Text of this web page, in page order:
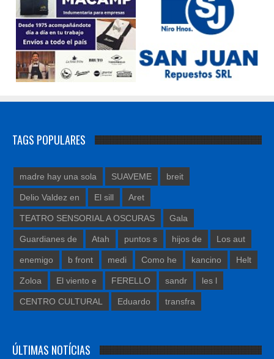
TAGS POPULARES
madre hay una sola SUAVEME breit
Delio Valdez en El sill Aret
TEATRO SENSORIAL A OSCURAS Gala
Guardianes de Atah puntos s hijos de Los aut
enemigo b front medi Como he kancino Helt
Zoloa El viento e FERELLO sandr les l
CENTRO CULTURAL Eduardo transfra
ÚLTIMAS NOTÍCIAS